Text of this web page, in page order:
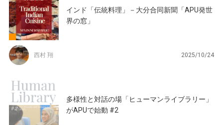
インド「伝統料理」－大分合同新聞「APU発世
界の窓」
西村 翔 2025/10/24
多様性と対話の場「ヒューマンライブラリー」
がAPUで始動 #2